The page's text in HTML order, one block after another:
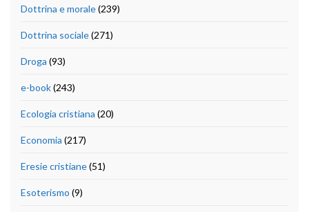
Dottrina e morale(239)
Dottrina sociale(271)
Droga (93)
e-book(243)
Ecologia cristiana (20)
Economia (217)
Eresie cristiane(51)
Esoterismo (9)